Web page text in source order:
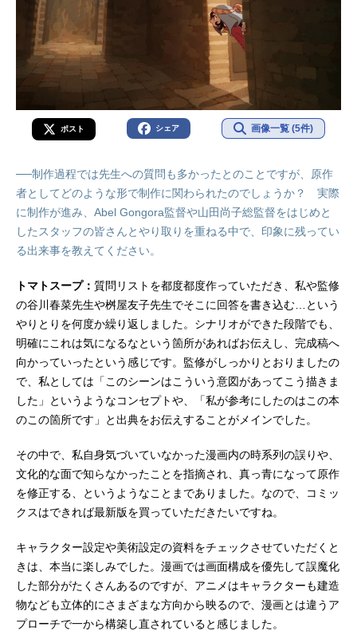
ポスト シェア 画像一覧 (5件)
──制作過程では先生への質問も多かったとのことですが、原作
者としてどのような形で制作に関わられたのでしょうか？ 実際
に制作が進み、Abel Gongora監督や山田尚子総監督をはじめと
したスタッフの皆さんとやり取りを重ねる中で、印象に残ってい
る出来事を教えてください。
トマトスープ： 質問リストを都度都度作っていただき、私や監修
の谷川春菜先生や桝屋友子先生でそこに回答を書き込む…という
やりとりを何度か繰り返しました。シナリオができた段階でも、
明確にこれは気になるなという箇所があればお伝えし、完成稿へ
向かっていったという感じです。監修がしっかりとおりましたの
で、私としては「このシーンはこういう意図があってこう描きま
した」というようなコンセプトや、「私が参考にしたのはこの本
のこの箇所です」と出典をお伝えすることがメインでした。
その中で、私自身気づいていなかった漫画内の時系列の誤りや、
文化的な面で知らなかったことを指摘され、真っ青になって原作
を修正する、というようなことまでありました。なので、コミッ
クスはできれば最新版を買っていただきたいですね。
キャラクター設定や美術設定の資料をチェックさせていただくと
きは、本当に楽しみでした。漫画では画面構成を優先して誤魔化
した部分がたくさんあるのですが、アニメはキャラクターも建造
物なども立体的にさまざまな方向から映るので、漫画とは違うア
プローチで一から構築し直されていると感じました。